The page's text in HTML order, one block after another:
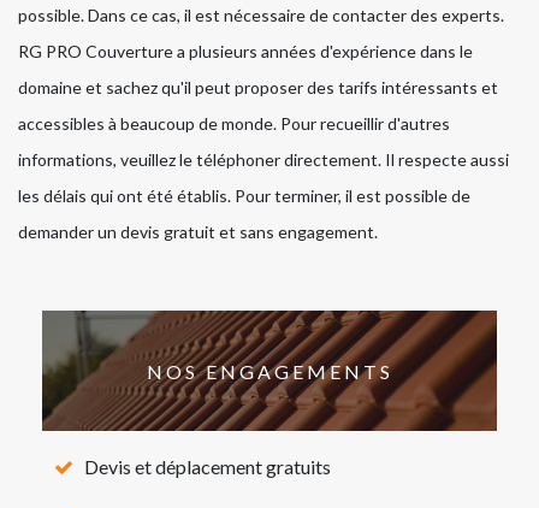
possible. Dans ce cas, il est nécessaire de contacter des experts.
RG PRO Couverture a plusieurs années d'expérience dans le
domaine et sachez qu'il peut proposer des tarifs intéressants et
accessibles à beaucoup de monde. Pour recueillir d'autres
informations, veuillez le téléphoner directement. Il respecte aussi
les délais qui ont été établis. Pour terminer, il est possible de
demander un devis gratuit et sans engagement.
NOS ENGAGEMENTS
Devis et déplacement gratuits